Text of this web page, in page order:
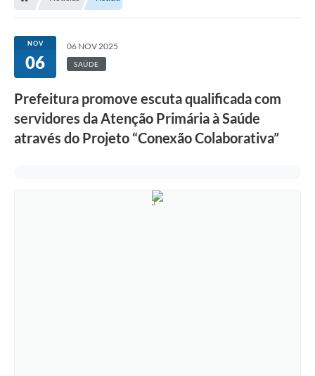
NOV
06
06 NOV 2025
SAÚDE
Prefeitura promove escuta qualificada com
servidores da Atenção Primária à Saúde
através do Projeto “Conexão Colaborativa”